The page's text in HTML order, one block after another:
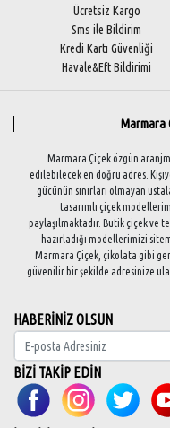
Ücretsiz Kargo
Sms ile Bildirim
Kredi Kartı Güvenliği
Havale&Eft Bildirimi
Marmara
Marmara Çiçek özgün
edilebilecek en doğru adres.
gücünün sınırları olmayan
tasarımlı çiçek
paylaşılmaktadır. Butik çiçek ve
hazırladığı modellerimizi
Marmara Çiçek, çikolata gibi
güvenilir bir şekilde adresinize
HABERİNİZ OLSUN
BİZİ TAKİP EDİN